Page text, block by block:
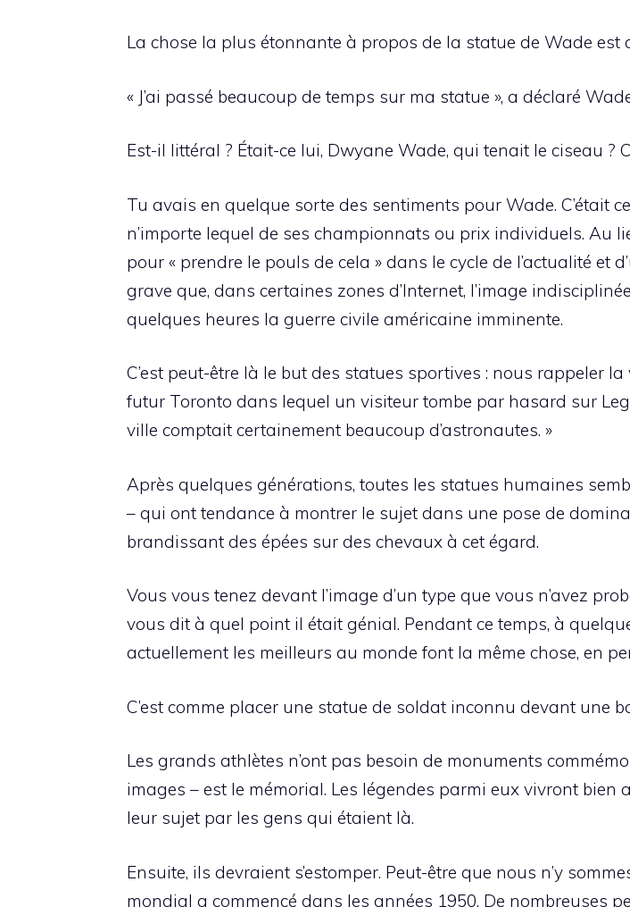
La chose la plus étonnante à propos de la statue de Wade est
« J’ai passé beaucoup de temps sur ma statue », a déclaré
Est-il littéral ? Était-ce lui, Dwyane Wade, qui tenait le ciseau ?
Tu avais en quelque sorte des sentiments pour Wade. C’était
n’importe lequel de ses championnats ou prix individuels. Au
pour « prendre le pouls de cela » dans le cycle de l’actualité et
grave que, dans certaines zones d’Internet, l’image
quelques heures la guerre civile américaine imminente.
C’est peut-être là le but des statues sportives : nous rappeler
futur Toronto dans lequel un visiteur tombe par hasard sur
ville comptait certainement beaucoup d’astronautes. »
Après quelques générations, toutes les statues humaines
– qui ont tendance à montrer le sujet dans une pose de
brandissant des épées sur des chevaux à cet égard.
Vous vous tenez devant l’image d’un type que vous n’avez
vous dit à quel point il était génial. Pendant ce temps, à
actuellement les meilleurs au monde font la même chose, en
C’est comme placer une statue de soldat inconnu devant une
Les grands athlètes n’ont pas besoin de monuments
images – est le mémorial. Les légendes parmi eux vivront
leur sujet par les gens qui étaient là.
Ensuite, ils devraient s’estomper. Peut-être que nous n’y
mondial a commencé dans les années 1950. De nombreuses